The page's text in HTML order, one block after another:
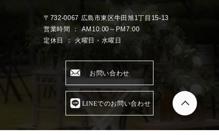
〒732-0067 広島市東区牛田旭1丁目15-13
営業時間 ： AM10:00～PM7:00
定休日 ： 火曜日・水曜日
お問い合わせ
LINEでのお問い合わせ